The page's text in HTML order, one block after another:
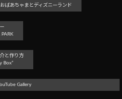
ばあちゃまとディズニーランド
PARK
と作り方
Box”
Gallery